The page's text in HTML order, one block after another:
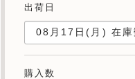
出荷日
購入数